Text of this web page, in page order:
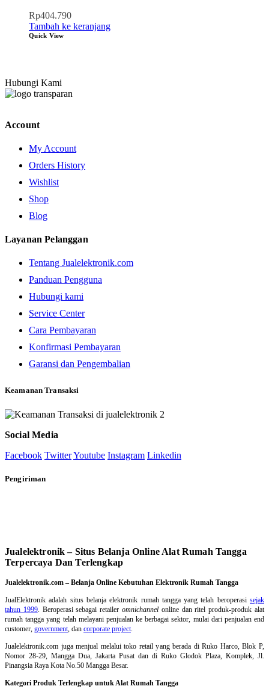
Rp404.790
Tambah ke keranjang
Quick View
Hubungi Kami
Account
My Account
Orders History
Wishlist
Shop
Blog
Layanan Pelanggan
Tentang Jualelektronik.com
Panduan Pengguna
Hubungi kami
Service Center
Cara Pembayaran
Konfirmasi Pembayaran
Garansi dan Pengembalian
Keamanan Transaksi
Social Media
Facebook TwitterYoutube Instagram Linkedin
Pengiriman
Jualelektronik – Situs Belanja Online Alat Rumah Tangga
Terpercaya Dan Terlengkap
Jualelektronik.com – Belanja Online Kebutuhan Elektronik Rumah Tangga
JualElektronik adalah situs belanja elektronik rumah tanggayang telah beroperasisejak
tahun 1999. Beroperasi sebagai retaileromnichannel online dan ritel produk-produk alat
rumah tangga yang telah melayani penjualan ke berbagai sektor, mulai dari penjualan end
customer, government, dan corporate project.
Jualelektronik.com juga menjual melalui toko retail yang berada di Ruko Harco, Blok P,
Nomor 28-29, Mangga Dua, Jakarta Pusat dan di Ruko Glodok Plaza, Komplek, Jl.
Pinangsia Raya Kota No.50 Mangga Besar.
Kategori Produk Terlengkap untuk Alat Rumah Tangga